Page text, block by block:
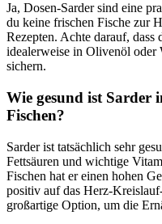
Ja, Dosen-Sarder sind eine
du ​keine frischen Fische zur
‍Rezepten. Achte darauf, dass
idealerweise in ⁤Olivenöl oder
sichern.
Wie ​gesund ist Sarder
‌Fischen?
Sarder ‍ist tatsächlich⁤ sehr
⁣Fettsäuren und wichtige
⁤Fischen⁤ hat er ​einen hohen
‍positiv auf das Herz-
großartige Option, um die